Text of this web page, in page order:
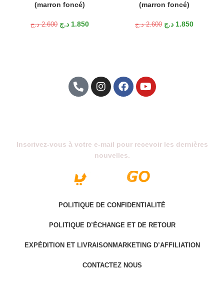
(marron foncé)
2.600 د.ج 1.850 د.ج
(marron foncé)
2.600 د.ج 1.850 د.ج
Inscrivez-vous à votre e-mail pour recevoir les dernières
nouvelles.
POLITIQUE DE CONFIDENTIALITÉ
POLITIQUE D’ÉCHANGE ET DE RETOUR
EXPÉDITION ET LIVRAISON MARKETING D’AFFILIATION
CONTACTEZ NOUS